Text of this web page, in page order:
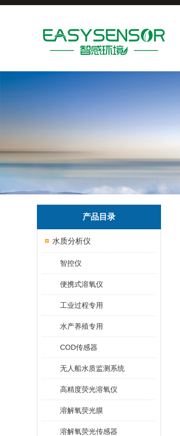
产品目录
水质分析仪
智控仪
便携式溶氧仪
工业过程专用
水产养殖专用
COD传感器
无人船水质监测系统
高精度荧光溶氧仪
溶解氧荧光膜
溶解氧荧光传感器